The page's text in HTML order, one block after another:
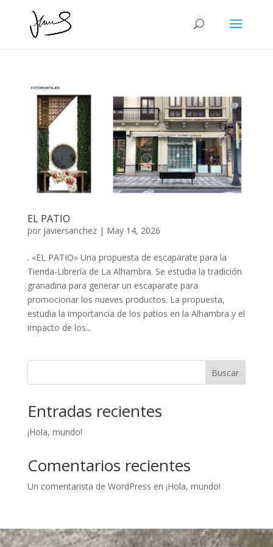
EL PATIO
por javiersanchez| May 14, 2026
. «EL PATIO» Una propuesta de escaparate para la
Tienda-Librería de La Alhambra. Se estudia la tradición
granadina para generar un escaparate para
promocionar los nueves productos. La propuesta,
estudia la importancia de los patios en la Alhambra y el
impacto de los...
Buscar
Entradas recientes
¡Hola, mundo!
Comentarios recientes
Un comentarista de WordPress en ¡Hola, mundo!